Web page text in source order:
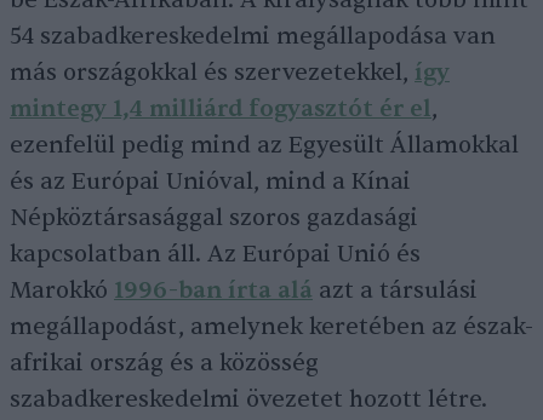
54 szabadkereskedelmi megállapodása van
más országokkal és szervezetekkel, így
mintegy 1,4 milliárd fogyasztót ér el,
ezenfelül pedig mind az Egyesült Államokkal
és az Európai Unióval, mind a Kínai
Népköztársasággal szoros gazdasági
kapcsolatban áll. Az Európai Unió és
Marokkó 1996-ban írta alá azt a társulási
megállapodást, amelynek keretében az észak-
afrikai ország és a közösség
szabadkereskedelmi övezetet hozott létre.